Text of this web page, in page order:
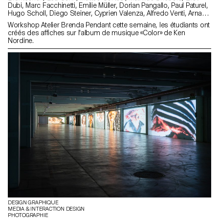
Dubi, Marc Facchinetti, Emilie Müller, Dorian Pangallo, Paul Paturel,
Hugo Scholl, Diego Steiner, Cyprien Valenza, Alfredo Venti, Arnaud
Wenger, Constance Mauler, Flora Hayoz, Lidia Molina González,
Vladislav Tschumi
Workshop Atelier Brenda Pendant cette semaine, les étudiants ont
créés des affiches sur l'album de musique «Color» de Ken
Nordine.
DESIGN GRAPHIQUE
MEDIA & INTERACTION DESIGN
PHOTOGRAPHIE